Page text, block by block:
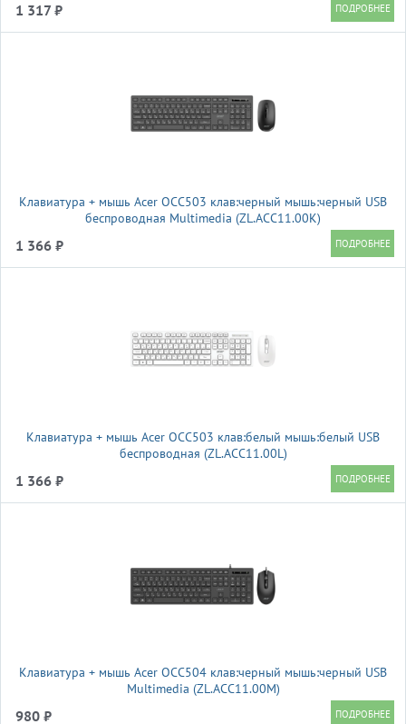
1 317 ₽
Клавиатура + мышь Acer OCC503 клав:черный мышь:черный USB
беспроводная Multimedia (ZL.ACC11.00K)
1 366 ₽
Клавиатура + мышь Acer OCC503 клав:белый мышь:белый USB
беспроводная (ZL.ACC11.00L)
1 366 ₽
Клавиатура + мышь Acer OCC504 клав:черный мышь:черный USB
Multimedia (ZL.ACC11.00M)
980 ₽